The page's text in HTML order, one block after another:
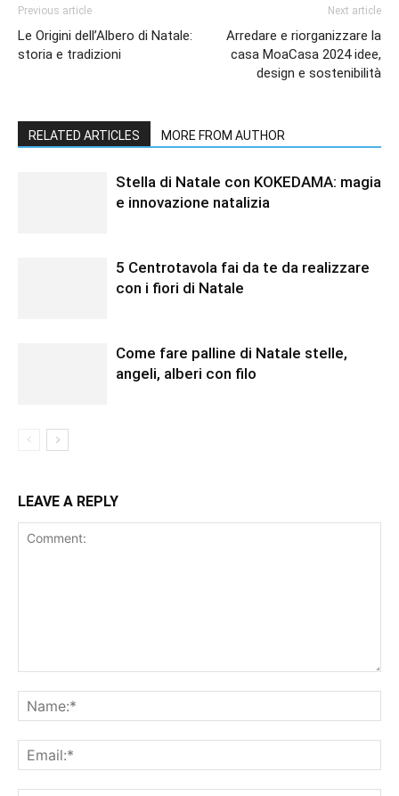
Previous article
Le Origini dell’Albero di Natale:
storia e tradizioni
Next article
Arredare e riorganizzare la
casa MoaCasa 2024 idee,
design e sostenibilità
RELATED ARTICLES MORE FROM AUTHOR
Stella di Natale con KOKEDAMA: magia
e innovazione natalizia
5 Centrotavola fai da te da realizzare
con i fiori di Natale
Come fare palline di Natale stelle,
angeli, alberi con filo
LEAVE A REPLY